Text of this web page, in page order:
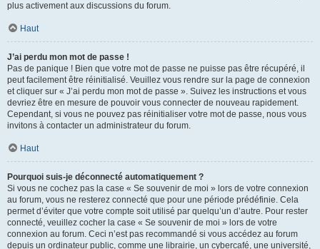
plus activement aux discussions du forum.
Haut
J’ai perdu mon mot de passe !
Pas de panique ! Bien que votre mot de passe ne puisse pas être récupéré, il
peut facilement être réinitialisé. Veuillez vous rendre sur la page de connexion
et cliquer sur « J’ai perdu mon mot de passe ». Suivez les instructions et vous
devriez être en mesure de pouvoir vous connecter de nouveau rapidement.
Cependant, si vous ne pouvez pas réinitialiser votre mot de passe, nous vous
invitons à contacter un administrateur du forum.
Haut
Pourquoi suis-je déconnecté automatiquement ?
Si vous ne cochez pas la case « Se souvenir de moi » lors de votre connexion
au forum, vous ne resterez connecté que pour une période prédéfinie. Cela
permet d’éviter que votre compte soit utilisé par quelqu’un d’autre. Pour rester
connecté, veuillez cocher la case « Se souvenir de moi » lors de votre
connexion au forum. Ceci n’est pas recommandé si vous accédez au forum
depuis un ordinateur public, comme une librairie, un cybercafé, une université,